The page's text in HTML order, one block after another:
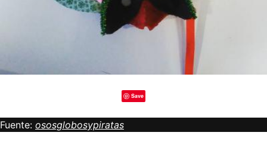
Save
Fuente: ososglobosypiratas